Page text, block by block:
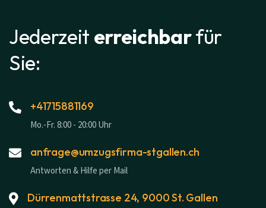
Jederzeit erreichbarfür
Sie:
+41715881169
Mo.-Fr. 8:00 - 20:00 Uhr
anfrage@umzugsfirma-stgallen.ch
Antworten & Hilfe per Mail
Dürrenmattstrasse 24, 9000 St. Gallen